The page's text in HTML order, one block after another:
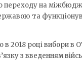
переходу на
та
2018 році вибори в
з введенням